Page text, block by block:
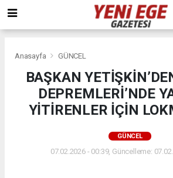
Anasayfa GÜNCEL
BAŞKAN
DEPREMLERİ’NDE
YİTİRENLER İÇİN
GÜNCEL
07.02.2026 - 00:39, Güncelleme: